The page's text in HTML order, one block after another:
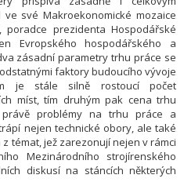
své Makroekonomické mozaice
prezidenta Hospodářské
Evropského hospodářského a
zásadní parametry trhu práce se
faktory budoucího vývoje
je stále silně rostoucí počet
míst, tím druhým pak cena trhu
problémy na trhu práce a
nejen technické obory, ale také
témat, jež zarezonují nejen v rámci
Mezinárodního strojírenského
diskusí na stáncích některých